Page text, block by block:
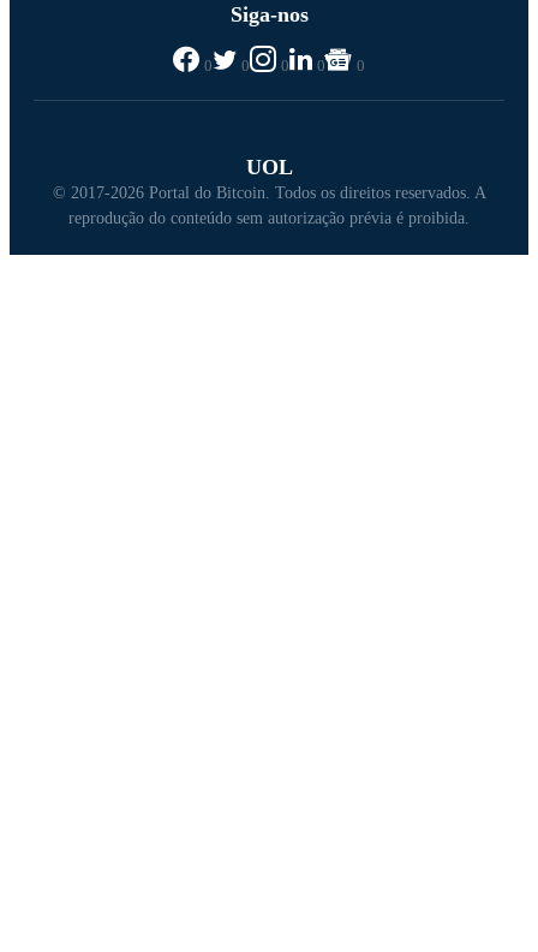
Siga-nos
0 0 0 0 0
UOL
© 2017-2026 Portal do Bitcoin. Todos os direitos reservados. A
reprodução do conteúdo sem autorização prévia é proibida.